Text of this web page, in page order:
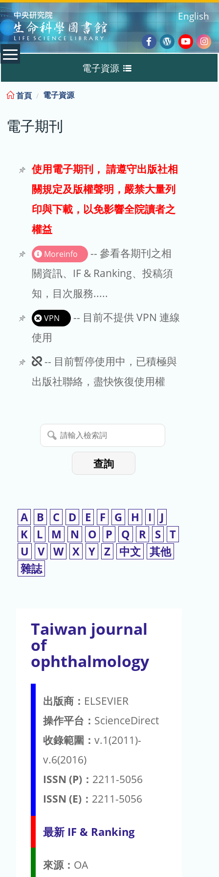
:::
Facebook
Wordpress
English
電子資源
電子期刊
試用
文章處理費
EndNote
首頁 電子資源
電子期刊
使用電子期刊， 請遵守出版社相
關規定及版權聲明，嚴禁大量列
印與下載，以免影響全院讀者之
權益
Moreinfo
-- 參看各期刊之相
關資訊、IF & Ranking、投稿須
知，目次服務.....
VPN
-- 目前不提供 VPN 連線
使用
此
期
暫
停
-- 目前暫停使用中，已積極與
出版社聯絡，盡快恢復使用權
請
輸
查詢
A B C D E F G H I
J
K
L M N O P Q R S T
U
V W X Y Z 中文 其他
雜誌
Taiwan journal
of
ophthalmology
出版商： ELSEVIER
操作平台： ScienceDirect
收錄範圍： v.1(2011)-
v.6(2016)
ISSN (P)： 2211-5056
ISSN (E)： 2211-5056
最新 IF & Ranking
來源： OA